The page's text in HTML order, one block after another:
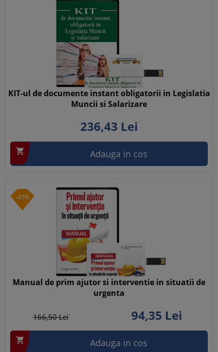
KIT-ul de documente instant obligatorii in Legislatia
Muncii si Salarizare
236,43 Lei
 Adauga in cos
-43%
Manual de prim ajutor si interventie in situatii de
urgenta
166,50Lei 94,35 Lei
 Adauga in cos